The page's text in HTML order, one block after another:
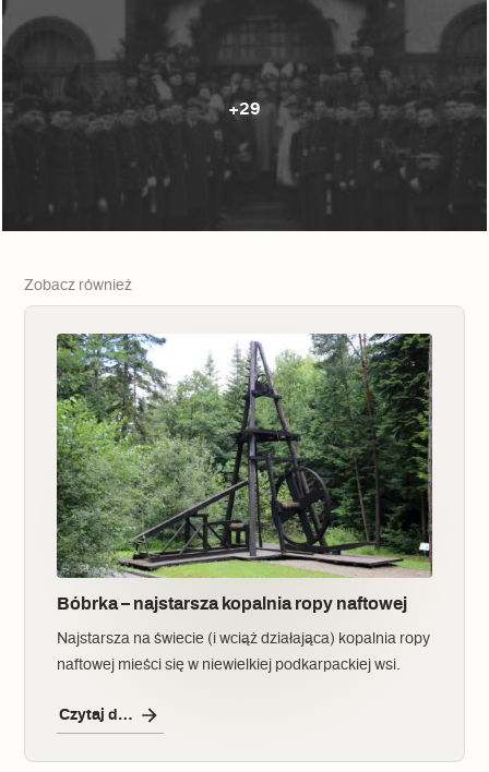
+29
Zobacz również
Bóbrka – najstarsza kopalnia ropy naftowej
Najstarsza na świecie (i wciąż działająca) kopalnia ropy
naftowej mieści się w niewielkiej podkarpackiej wsi.
Czytaj dalej